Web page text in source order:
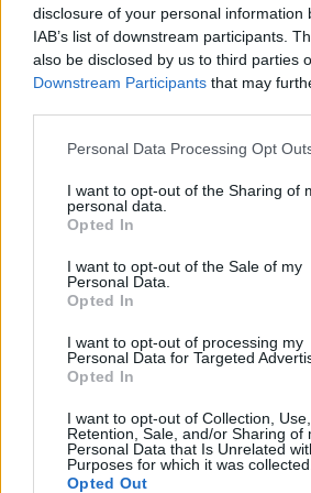
disclosure of your personal information
IAB’s list of downstream participants.
also be disclosed by us to third parties
Downstream Participants that may
Personal Data Processing Opt
I want to opt-out of the Sharing of
personal data.
Opted In
I want to opt-out of the Sale of my
Personal Data.
Opted In
I want to opt-out of processing my
Personal Data for Targeted
Opted In
I want to opt-out of Collection, Use,
Retention, Sale, and/or Sharing of
Personal Data that Is Unrelated
Purposes for which it was collected.
Opted Out
inps
4.920 euro
2025-01-30
Esonero dal versamento dei
L. 178/
inps
19.783 euro
Esonero dal versamento dei
per nuove assunzioni/trasformazioni a
inps
7.479 euro
2024-10-25
Credito d'imposta sugli
incrementali su quotidiani, periodici e
televisive e r